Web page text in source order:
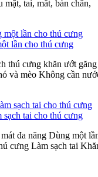
mặt, tai, mắt, bàn chân,
lần cho thú cưng
thú cưng khăn ướt
và mèo Không cần
tai cho thú cưng
đa năng Dùng một
cưng Làm sạch tai